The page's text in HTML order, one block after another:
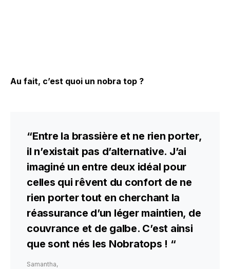
Au fait, c’est quoi un nobra top ?
“Entre la brassière et ne rien porter,
il n’existait pas d’alternative. J’ai
imaginé un entre deux idéal pour
celles qui rêvent du confort de ne
rien porter tout en cherchant la
réassurance d’un léger maintien, de
couvrance et de galbe. C’est ainsi
que sont nés les Nobratops ! “
Samantha,